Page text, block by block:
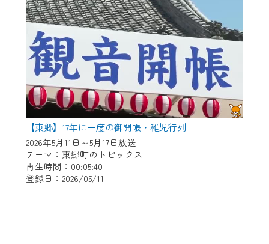
【東郷】17年に一度の御開帳・稚児行列
2026年5月11日～5月17日放送
テーマ：東郷町のトピックス
再生時間：00:05:40
登録日：2026/05/11